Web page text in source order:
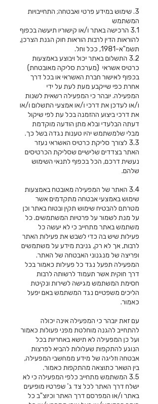
3. שימוש במידע פרטי ואבטחה; התחייבויות
המשתמש
3.1 הרכישה באתר ו/או קישוריו תיעשה בכפוף
להוראות הדין לרבות הוראות חוק הגנת הצרכן,
תשמ"א-1981, ככל וחל.
3.2 התשלום באתר יכול ויבוצע באמצעות
כרטיס אשראי (מערכת סליקה מאובטחת)
בכפוף לאישור חברת האשראי או בכל דרך
אחרת כפי שייקבע מעת לעת על ידי
המפעילה. יובהר כי המפעילה רשאית לשנות
ו/או לעדכן את דרכי ו/או אמצעי התשלום ו/או
את דרכי ביצוע ההזמנה בכל עת לפי שיקול
דעתה הבלעדי ובלא מתן הודעה מוקדמת
מבלי שלמשתמש יהיו טענות נגדה בשל כך.
3.3 לצורך סליקת כרטיס האשראי נעזר
האתר בצדדים שלישיים שסליקת הכרטיסים
נעשית דרכם, הכל בכפוף לתנאי השימוש
שלהם.
3.4 האתר של המפעילה מאובטח באמצעות
שימוש באמצעי אבטחה מתקדמים אשר
מטרתם להבטיח שימוש תקין ובטוח באתר וכן
על מנת לשמור על פרטיות המשתמשים. כל
משתמש באתר מתחייב כי לא יעשה כל
פעילות שיש בה כדי לשבש את פעילות האתר
לרבות, אך לא רק, גניבת מידע על משתמשים
ופריצה של מנגנוני האבטחה של האתר.
המפעילה תפעל נגד כל פעילות כאמור בכל
דרך חוקית אשר תעמוד לרשותה לרבות
חסימת המשתמש מגישה לשירות ונקיטת
הליכים משפטיים נגד המשתמש באם יפעל
כאמור.
עם זאת יובהר כי המפעילה אינה יכולה
להתחייב להגנה מוחלטת מפני פעולות כאמור
ועל כן המפעילה לא תישא באחריות בכל
הנוגע להתקפות שעלולות להביא לפרצות
אבטחה וזליגה של מידע ממחשבי המפעילה,
בין השאר כתוצאה מהתקפות כאמור.
3.5 המשתמש מתחייב כלפי המפעילה כי לא
ישלח דרך האתר לכל צד ג' שפרטיו מופיעים
באתר ו/או המפרסם דרך האתר וכיוצ"ב כל